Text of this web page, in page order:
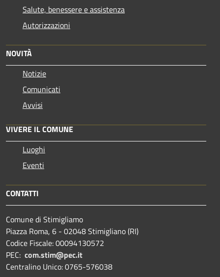
Salute, benessere e assistenza
Autorizzazioni
NOVITÀ
Notizie
Comunicati
Avvisi
VIVERE IL COMUNE
Luoghi
Eventi
CONTATTI
Comune di Stimigliamo
Piazza Roma, 6 - 02048 Stimigliano (RI)
Codice Fiscale: 00094130572
PEC: com.stim@pec.it
Centralino Unico: 0765-576038